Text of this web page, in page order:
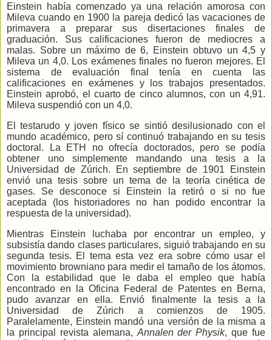
Einstein había comenzado ya una relación amorosa con
Mileva cuando en 1900 la pareja dedicó las vacaciones de
primavera a preparar sus disertaciones finales de
graduación. Sus calificaciones fueron de mediocres a
malas. Sobre un máximo de 6, Einstein obtuvo un 4,5 y
Mileva un 4,0. Los exámenes finales no fueron mejores. El
sistema de evaluación final tenía en cuenta las
calificaciones en exámenes y los trabajos presentados.
Einstein aprobó, el cuarto de cinco alumnos, con un 4,91.
Mileva suspendió con un 4,0.
El testarudo y joven físico se sintió desilusionado con el
mundo académico, pero sí continuó trabajando en su tesis
doctoral. La ETH no ofrecía doctorados, pero se podía
obtener uno simplemente mandando una tesis a la
Universidad de Zúrich. En septiembre de 1901 Einstein
envió una tesis sobre un tema de la teoría cinética de
gases. Se desconoce si Einstein la retiró o si no fue
aceptada (los historiadores no han podido encontrar la
respuesta de la universidad).
Mientras Einstein luchaba por encontrar un empleo, y
subsistía dando clases particulares, siguió trabajando en su
segunda tesis. El tema esta vez era sobre cómo usar el
movimiento browniano para medir el tamaño de los átomos.
Con la estabilidad que le daba el empleo que había
encontrado en la Oficina Federal de Patentes en Berna,
pudo avanzar en ella. Envió finalmente la tesis a la
Universidad de Zúrich a comienzos de 1905.
Paralelamente, Einstein mandó una versión de la misma a
la principal revista alemana, Annalen der Physik, que fue